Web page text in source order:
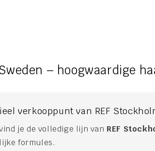
– hoogwaardige
verkooppunt van REF
je de volledige lijn van REF
formules.